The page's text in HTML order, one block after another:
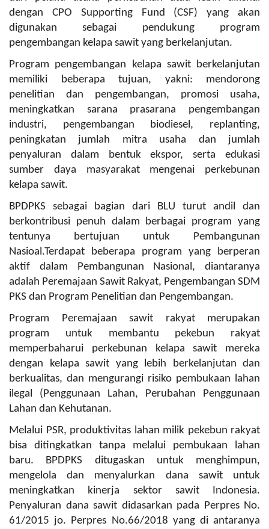
dengan CPO Supporting Fund (CSF) yang akan
digunakan sebagai pendukung program
pengembangan kelapa sawit yang berkelanjutan.
Program pengembangan kelapa sawit berkelanjutan
memiliki beberapa tujuan, yakni: mendorong
penelitian dan pengembangan, promosi usaha,
meningkatkan sarana prasarana pengembangan
industri, pengembangan biodiesel, replanting,
peningkatan jumlah mitra usaha dan jumlah
penyaluran dalam bentuk ekspor, serta edukasi
sumber daya masyarakat mengenai perkebunan
kelapa sawit.
BPDPKS sebagai bagian dari BLU turut andil dan
berkontribusi penuh dalam berbagai program yang
tentunya bertujuan untuk Pembangunan
Nasioal.Terdapat beberapa program yang berperan
aktif dalam Pembangunan Nasional, diantaranya
adalah Peremajaan Sawit Rakyat, Pengembangan SDM
PKS dan Program Penelitian dan Pengembangan.
Program Peremajaan sawit rakyat merupakan
program untuk membantu pekebun rakyat
memperbaharui perkebunan kelapa sawit mereka
dengan kelapa sawit yang lebih berkelanjutan dan
berkualitas, dan mengurangi risiko pembukaan lahan
ilegal (Penggunaan Lahan, Perubahan Penggunaan
Lahan dan Kehutanan.
Melalui PSR, produktivitas lahan milik pekebun rakyat
bisa ditingkatkan tanpa melalui pembukaan lahan
baru. BPDPKS ditugaskan untuk menghimpun,
mengelola dan menyalurkan dana sawit untuk
meningkatkan kinerja sektor sawit Indonesia.
Penyaluran dana sawit didasarkan pada Perpres No.
61/2015 jo. Perpres No.66/2018 yang di antaranya